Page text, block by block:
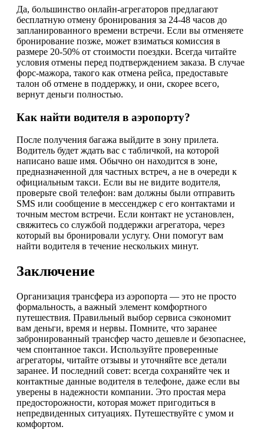
Да, большинство онлайн-агрегаторов предлагают
бесплатную отмену бронирования за 24-48 часов до
запланированного времени встречи. Если вы отменяете
бронирование позже, может взиматься комиссия в
размере 20-50% от стоимости поездки. Всегда читайте
условия отмены перед подтверждением заказа. В случае
форс-мажора, такого как отмена рейса, предоставьте
талон об отмене в поддержку, и они, скорее всего,
вернут деньги полностью.
Как найти водителя в аэропорту?
После получения багажа выйдите в зону прилета.
Водитель будет ждать вас с табличкой, на которой
написано ваше имя. Обычно он находится в зоне,
предназначенной для частных встреч, а не в очереди к
официальным такси. Если вы не видите водителя,
проверьте свой телефон: вам должны были отправить
SMS или сообщение в мессенджер с его контактами и
точным местом встречи. Если контакт не установлен,
свяжитесь со службой поддержки агрегатора, через
который вы бронировали услугу. Они помогут вам
найти водителя в течение нескольких минут.
Заключение
Организация трансфера из аэропорта — это не просто
формальность, а важный элемент комфортного
путешествия. Правильный выбор сервиса сэкономит
вам деньги, время и нервы. Помните, что заранее
забронированный трансфер часто дешевле и безопаснее,
чем спонтанное такси. Используйте проверенные
агрегаторы, читайте отзывы и уточняйте все детали
заранее. И последний совет: всегда сохраняйте чек и
контактные данные водителя в телефоне, даже если вы
уверены в надежности компании. Это простая мера
предосторожности, которая может пригодиться в
непредвиденных ситуациях. Путешествуйте с умом и
комфортом.